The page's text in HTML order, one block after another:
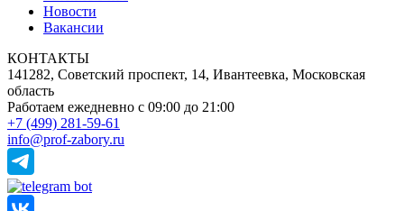
Новости
Вакансии
КОНТАКТЫ
141282, Советский проспект, 14, Ивантеевка, Московская
область
Работаем ежедневно с 09:00 до 21:00
+7 (499) 281-59-61
info@prof-zabory.ru